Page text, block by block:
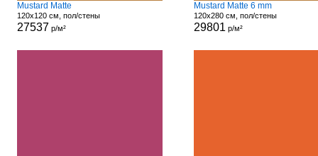
Mustard Matte
120x120 см, пол/стены
27537 р/м²
Mustard Matte 6 mm
120x280 см, пол/стены
29801 р/м²